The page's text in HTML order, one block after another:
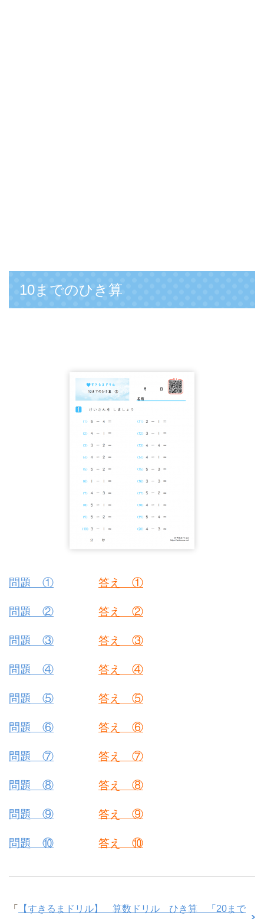
10までのひき算
問題 ① 答え ①
問題 ② 答え ②
問題 ③ 答え ③
問題 ④ 答え ④
問題 ⑤ 答え ⑤
問題 ⑥ 答え ⑥
問題 ⑦ 答え ⑦
問題 ⑧ 答え ⑧
問題 ⑨ 答え ⑨
問題 ⑩ 答え ⑩
「
【すきるまドリル】 算数ドリル ひき算 「20まで